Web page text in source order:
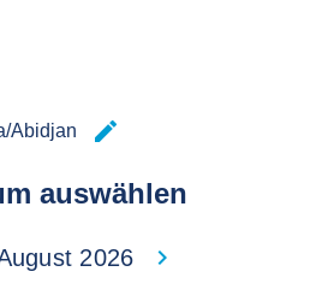
Abidjan
edit
auswählen
2026
keyboard_arrow_right